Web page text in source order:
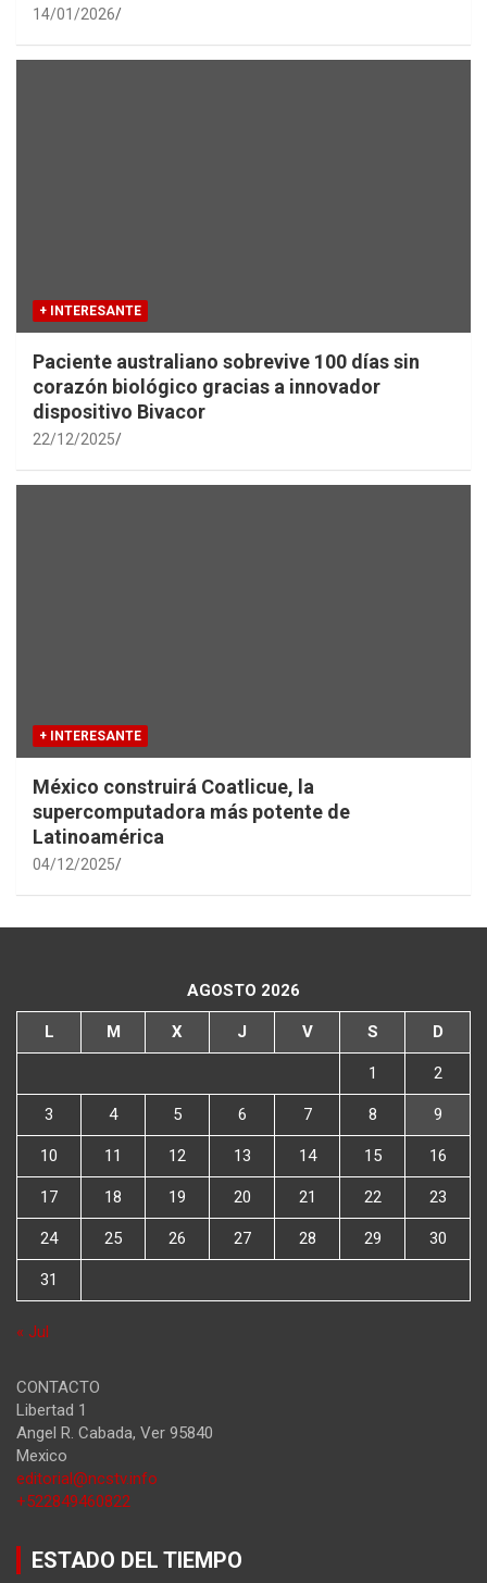
14/01/2026
+ INTERESANTE
Paciente australiano sobrevive 100 días sin
corazón biológico gracias a innovador
dispositivo Bivacor
22/12/2025
+ INTERESANTE
México construirá Coatlicue, la
supercomputadora más potente de
Latinoamérica
04/12/2025
AGOSTO 2026
L M X J V S D
1 2
3 4 5 6 7 8 9
10 11 12 13 14 15 16
17 18 19 20 21 22 23
24 25 26 27 28 29 30
31
« Jul
CONTACTO
Libertad 1
Angel R. Cabada, Ver 95840
Mexico
editorial@ncstv.info
+522849460822
ESTADO DEL TIEMPO